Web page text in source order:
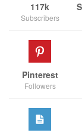
117k
Subscribers
Pinterest
Followers